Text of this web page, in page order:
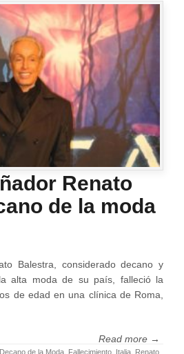
Renato
de la moda
Balestra, considerado decano y
alta moda de su país, falleció la
de edad en una clínica de Roma,
Read more →
Decano de la Moda Fallecimiento Italia Renato